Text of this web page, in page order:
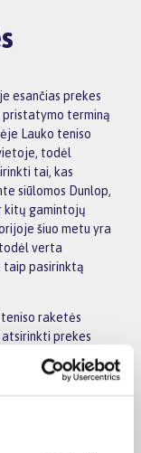
esančias prekes
pristatymo terminą
Lauko teniso
todėl
tai, kas
siūlomos Dunlop,
kitų gamintojų
šiuo metu yra
todėl verta
taip pasirinktą
raketės
prekes
kriterijus.
pasiūlymus, o
apie
įvertinti jų